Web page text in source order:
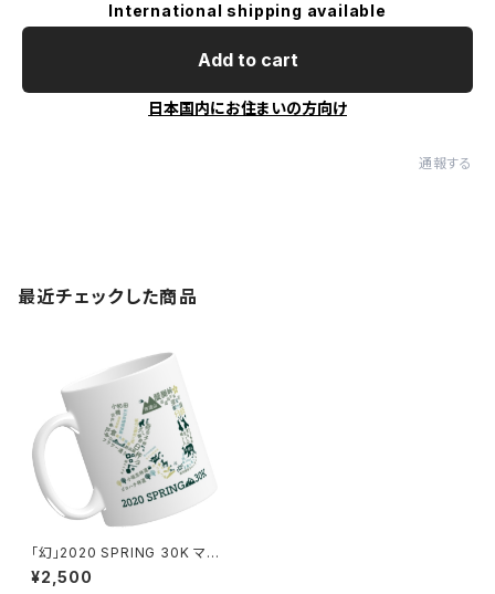
International shipping available
Add to cart
日本国内にお住まいの方向け
通報する
最近チェックした商品
「幻」2020 SPRING 30K マグ
カップ（限定品）
¥2,500